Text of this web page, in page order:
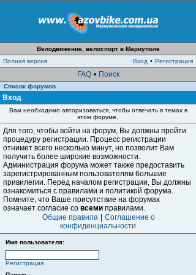
Велодвижение, велоспорт в Мариуполе
Полная версия
Вход • Регистрация
FAQ • Поиск
Список форумов
Вход
Вам необходимо авторизоваться, чтобы отвечать в темах в
этом форуме.
Для того, чтобы войти на форум, Вы должны пройти
процедуру регистрации. Процесс регистрации
отнимет всего несколько минут, но позволит Вам
получить более широкие возможности.
Администрация форума может также предоставить
зарегистрированным пользователям большие
привилегии. Перед началом регистрации, Вы должны
ознакомиться с правилами и политикой форума.
Помните, что Ваше присутствие на форумах
означает согласие со всеми правилами.
Общие правила
Соглашение о
конфиденциальности
Имя пользователя:
Регистрация